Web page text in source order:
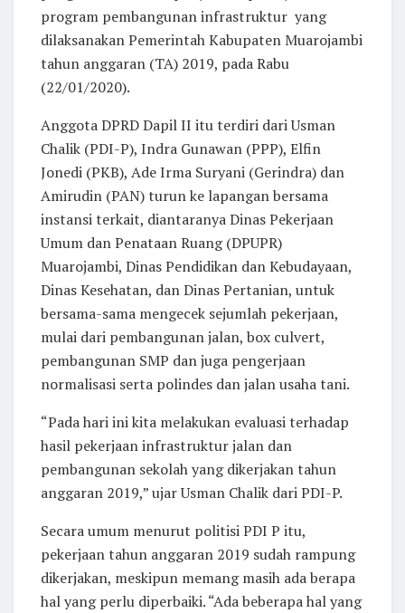
program pembangunan infrastruktur yang
dilaksanakan Pemerintah Kabupaten Muarojambi
tahun anggaran (TA) 2019, pada Rabu
(22/01/2020).
Anggota DPRD Dapil II itu terdiri dari Usman
Chalik (PDI-P), Indra Gunawan (PPP), Elfin
Jonedi (PKB), Ade Irma Suryani (Gerindra) dan
Amirudin (PAN) turun ke lapangan bersama
instansi terkait, diantaranya Dinas Pekerjaan
Umum dan Penataan Ruang (DPUPR)
Muarojambi, Dinas Pendidikan dan Kebudayaan,
Dinas Kesehatan, dan Dinas Pertanian, untuk
bersama-sama mengecek sejumlah pekerjaan,
mulai dari pembangunan jalan, box culvert,
pembangunan SMP dan juga pengerjaan
normalisasi serta polindes dan jalan usaha tani.
“Pada hari ini kita melakukan evaluasi terhadap
hasil pekerjaan infrastruktur jalan dan
pembangunan sekolah yang dikerjakan tahun
anggaran 2019,” ujar Usman Chalik dari PDI-P.
Secara umum menurut politisi PDI P itu,
pekerjaan tahun anggaran 2019 sudah rampung
dikerjakan, meskipun memang masih ada berapa
hal yang perlu diperbaiki. “Ada beberapa hal yang